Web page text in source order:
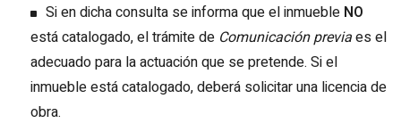
Si en dicha consulta se informa que el inmueble NO
está catalogado, el trámite de Comunicación previaes el
adecuado para la actuación que se pretende. Si el
inmueble está catalogado, deberá solicitar una licencia de
obra.